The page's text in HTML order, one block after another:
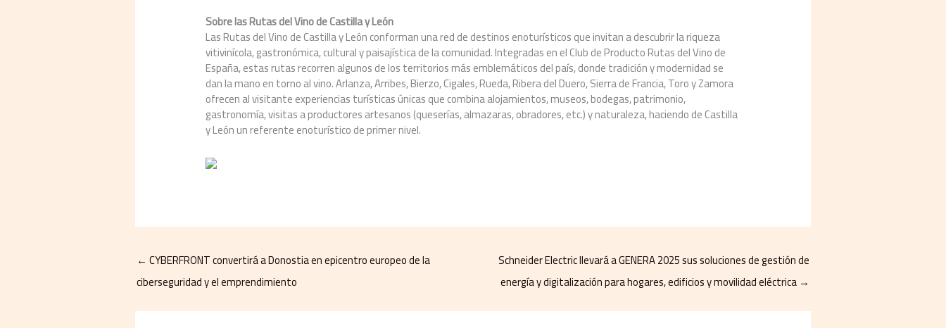
Sobre las Rutas del Vino de Castilla y León
Las Rutas del Vino de Castilla y León conforman una red de destinos enoturísticos que invitan a descubrir la riqueza
vitivinícola, gastronómica, cultural y paisajística de la comunidad. Integradas en el Club de Producto Rutas del Vino de
España, estas rutas recorren algunos de los territorios más emblemáticos del país, donde tradición y modernidad se
dan la mano en torno al vino. Arlanza, Arribes, Bierzo, Cigales, Rueda, Ribera del Duero, Sierra de Francia, Toro y Zamora
ofrecen al visitante experiencias turísticas únicas que combina alojamientos, museos, bodegas, patrimonio,
gastronomía, visitas a productores artesanos (queserías, almazaras, obradores, etc.) y naturaleza, haciendo de Castilla
y León un referente enoturístico de primer nivel.
← CYBERFRONT convertirá a Donostia en epicentro europeo de la
ciberseguridad y el emprendimiento
Schneider Electric llevará a GENERA 2025 sus soluciones de gestión de
energía y digitalización para hogares, edificios y movilidad eléctrica →